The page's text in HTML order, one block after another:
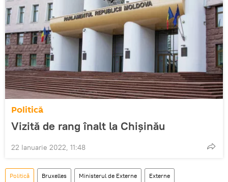
Politică
Vizită de rang înalt la Chișinău
22 Ianuarie 2022, 11:48
Politică Bruxelles Ministerul de Externe Externe